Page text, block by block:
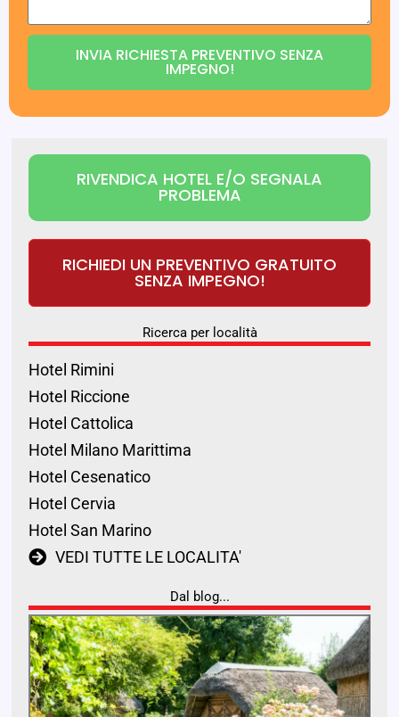
INVIA RICHIESTA PREVENTIVO SENZA
IMPEGNO!
RIVENDICA HOTEL E/O SEGNALA
PROBLEMA
RICHIEDI UN PREVENTIVO GRATUITO
SENZA IMPEGNO!
Ricerca per località
Hotel Rimini
Hotel Riccione
Hotel Cattolica
Hotel Milano Marittima
Hotel Cesenatico
Hotel Cervia
Hotel San Marino
VEDI TUTTE LE LOCALITA'
Dal blog...